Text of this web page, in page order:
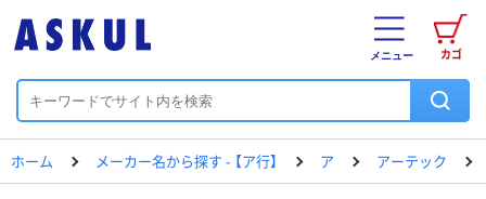
カゴ
メニュー
ホーム メーカー名から探す - 【ア行】 ア アーテック